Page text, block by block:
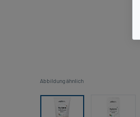
Abbildung ähnlich